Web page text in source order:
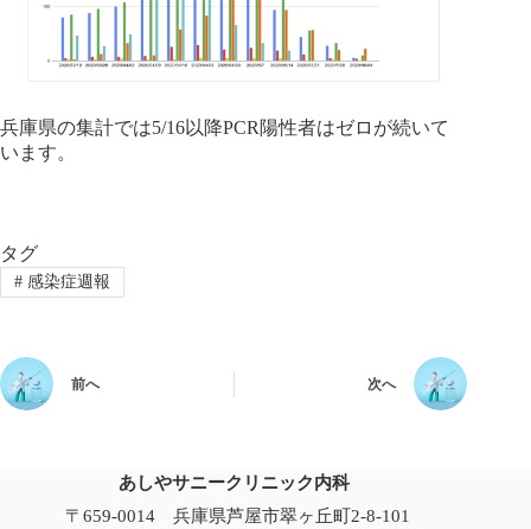
兵庫県の集計では5/16以降PCR陽性者はゼロが続いて
います。
タグ
#感染症週報
前へ 次へ
あしやサニークリニック内科
〒659-0014 兵庫県芦屋市翠ヶ丘町2-8-101